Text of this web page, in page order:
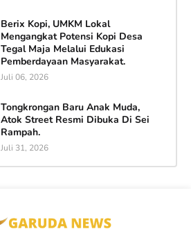
Berix Kopi, UMKM Lokal
Mengangkat Potensi Kopi Desa
Tegal Maja Melalui Edukasi
Pemberdayaan Masyarakat.
Juli 06, 2026
Tongkrongan Baru Anak Muda,
Atok Street Resmi Dibuka Di Sei
Rampah.
Juli 31, 2026